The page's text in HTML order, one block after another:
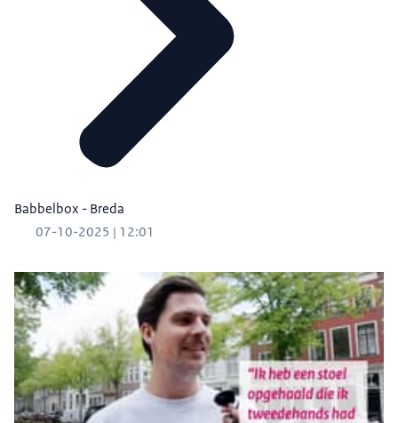
Babbelbox - Breda
07-10-2025 | 12:01